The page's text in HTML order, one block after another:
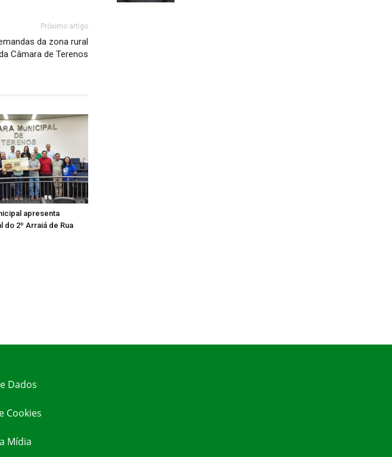
Próximo artigo
da zona rural
Câmara de Terenos
apresenta
do 2º Arraiá de Rua
Dados
Cookies
Mídia